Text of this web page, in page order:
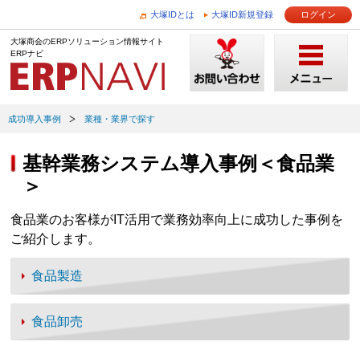
大塚IDとは 大塚ID新規登録 ログイン
大塚商会のERPソリューション情報サイト
ERPナビ
成功導入事例 業種・業界で探す
基幹業務システム導入事例＜食品業
＞
食品業のお客様がIT活用で業務効率向上に成功した事例を
ご紹介します。
食品製造
食品卸売